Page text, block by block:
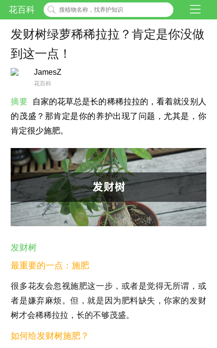
花百科
发财树绿萝稀稀拉拉？肯定是你没做
到这一点！
JamesZ
花百科
摘要
自家的花草总是长的稀稀拉拉的，看着就没别人
的茂盛？那肯定是你的养护出现了问题，尤其是，你
肯定很少施肥。
发财树
最重要的一点：施肥
很多花友会忽视施肥这一步，或者是觉得无所谓，或
者是嫌弃麻烦。但，就是因为肥料缺失，你家的发财
树才会稀稀拉拉，长的不够茂盛。
如何给发财树施肥？